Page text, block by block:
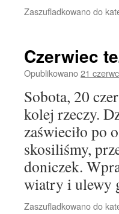
Zaszufladkowano do
Czerwiec
Opublikowano21
Sobota, 20
kolej rzeczy.
zaświeciło po
skosiliśmy,
doniczek.
wiatry i ulewy
Zaszufladkowano do